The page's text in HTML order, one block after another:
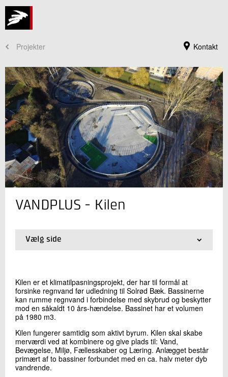
Kontakt
Projekter
Jeg er din kontaktperson
Lars Jørgensen
Seniorkonsulent
+45 72 20 34 45
Skriv til mig
VANDPLUS - Kilen
Vælg side
01.Gladsaxe Sportscenter
04.sØnæs
Kilen er et klimatilpasningsprojekt, der har til formål at
forsinke regnvand før udledning til Solrød Bæk. Bassinerne
kan rumme regnvand i forbindelse med skybrud og beskytter
mod en såkaldt 10 års-hændelse. Bassinet har et volumen
på 1980 m3.
Kilen fungerer samtidig som aktivt byrum. Kilen skal skabe
merværdi ved at kombinere og give plads til: Vand,
Bevægelse, Miljø, Fællesskaber og Læring. Anlægget består
primært af to bassiner forbundet med en ca. halv meter dyb
vandrende.